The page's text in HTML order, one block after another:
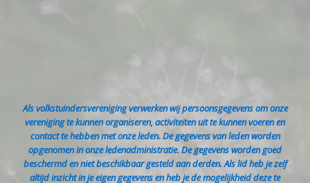
Als volkstuindersvereniging verwerken wij persoonsgegevens om onze
vereniging te kunnen organiseren, activiteiten uit te kunnen voeren en
contact te hebben met onze leden. De gegevens van leden worden
opgenomen in onze ledenadministratie. De gegevens worden goed
beschermd en niet beschikbaar gesteld aan derden. Als lid heb je zelf
altijd inzicht in je eigen gegevens en heb je de mogelijkheid deze te